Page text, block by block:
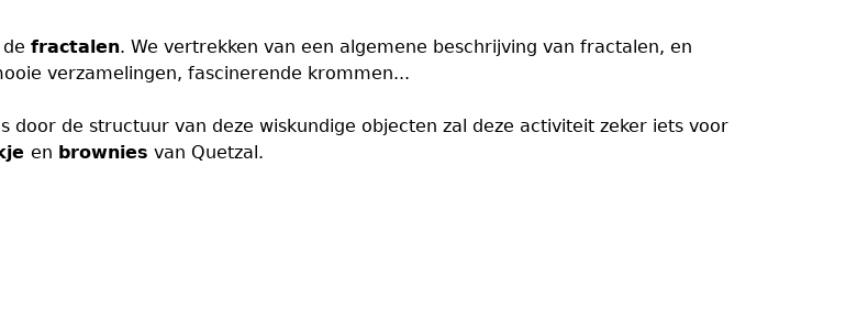
fractalen. We vertrekken van een algemene beschrijving van fractalen, en
verzamelingen, fascinerende krommen...
de structuur van deze wiskundige objecten zal deze activiteit zeker iets voor
en brownies van Quetzal.